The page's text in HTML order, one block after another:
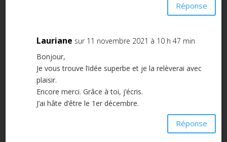
Réponse
Lauriane sur 11 novembre 2021 à 10 h 47 min
Bonjour,
Je vous trouve l’idée superbe et je la relèverai avec
plaisir.
Encore merci. Grâce à toi, j’écris.
J’ai hâte d’être le 1er décembre.
Réponse